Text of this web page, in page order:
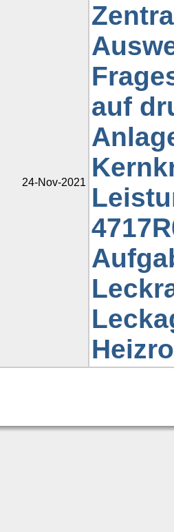
24-Nov-2021
auf